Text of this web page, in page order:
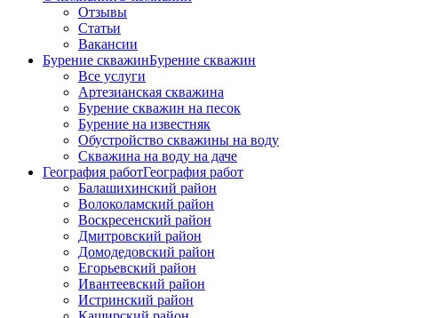
Отзывы
Статьи
Вакансии
Бурение скважинБурение скважин
Все услуги
Артезианская скважина
Бурение скважин на песок
Бурение на известняк
Обустройство скважины на воду
Скважина на воду на даче
География работГеография работ
Балашихинский район
Волоколамский район
Воскресенский район
Дмитровский район
Домодедовский район
Егорьевский район
Ивантеевский район
Истринский район